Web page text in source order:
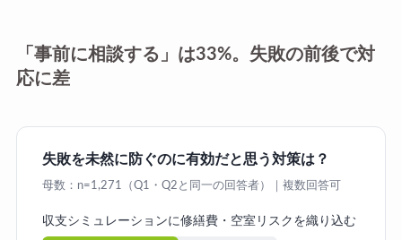
「事前に相談する」は33%。失敗の前後で対
応に差
失敗を未然に防ぐのに有効だと思う対策は？
母数：n=1,271（Q1・Q2と同一の回答者）｜複数回答可
収支シミュレーションに修繕費・空室リスクを織り込む